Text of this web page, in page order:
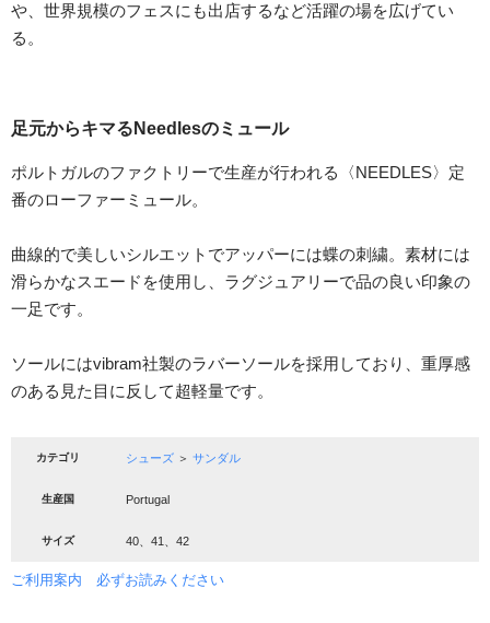
や、世界規模のフェスにも出店するなど活躍の場を広げてい
る。
足元からキマるNeedlesのミュール
ポルトガルのファクトリーで生産が行われる〈NEEDLES〉定
番のローファーミュール。
曲線的で美しいシルエットでアッパーには蝶の刺繍。素材には
滑らかなスエードを使用し、ラグジュアリーで品の良い印象の
一足です。
ソールにはvibram社製のラバーソールを採用しており、重厚感
のある見た目に反して超軽量です。
カテゴリ シューズ ＞ サンダル
生産国 Portugal
サイズ 40、41、42
ご利用案内 必ずお読みください